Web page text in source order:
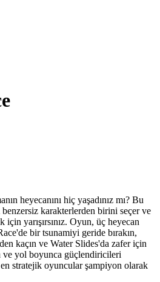
heyecanını hiç yaşadınız mı? Bu
karakterlerden birini seçer ve
yarışırsınız. Oyun, üç heyecan
bir tsunamiyi geride bırakın,
kaçın ve Water Slides'da zafer için
yol boyunca güçlendiricileri
en stratejik oyuncular şampiyon olarak